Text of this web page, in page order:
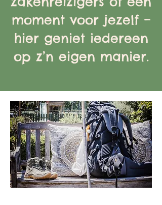
moment voor jezelf –
hier geniet iedereen
op z’n eigen manier.